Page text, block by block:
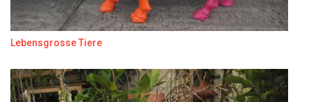
Lebensgrosse Tiere